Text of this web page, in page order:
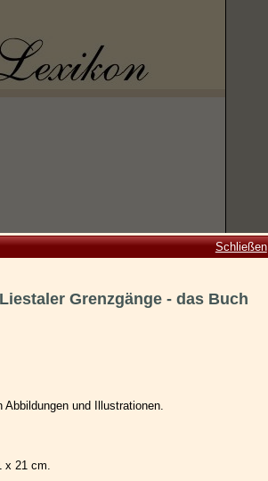
Schließen
Grenzgänge - das Buch
und Illustrationen.
x 21 cm.